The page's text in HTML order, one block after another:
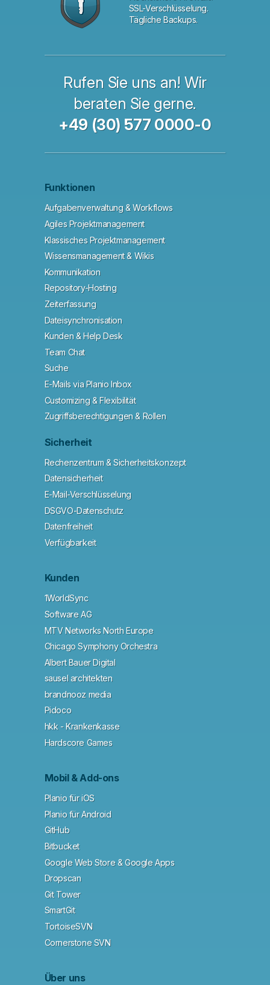
SSL-Verschlüsselung.
Tägliche Backups.
Rufen Sie uns an! Wir
beraten Sie gerne.
+49 (30) 577 0000-0
Funktionen
Aufgabenverwaltung & Workflows
Agiles Projektmanagement
Klassisches Projektmanagement
Wissensmanagement & Wikis
Kommunikation
Repository-Hosting
Zeiterfassung
Dateisynchronisation
Kunden & Help Desk
Team Chat
Suche
E-Mails via Planio Inbox
Customizing & Flexibilität
Zugriffsberechtigungen & Rollen
Sicherheit
Rechenzentrum & Sicherheitskonzept
Datensicherheit
E-Mail-Verschlüsselung
DSGVO-Datenschutz
Datenfreiheit
Verfügbarkeit
Kunden
1WorldSync
Software AG
MTV Networks North Europe
Chicago Symphony Orchestra
Albert Bauer Digital
sausel architekten
brandnooz media
Pidoco
hkk - Krankenkasse
Hardscore Games
Mobil & Add-ons
Planio für iOS
Planio für Android
GitHub
Bitbucket
Google Web Store & Google Apps
Dropscan
Git Tower
SmartGit
TortoiseSVN
Cornerstone SVN
Über uns